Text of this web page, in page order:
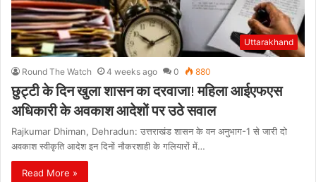
Uttarakhand
Round The Watch 4 weeks ago 0 880
छुट्टी के दिन खुला शासन का दरवाजा! महिला आईएफएस
अधिकारी के अवकाश आदेशों पर उठे सवाल
Rajkumar Dhiman, Dehradun: उत्तराखंड शासन के वन अनुभाग-1 से जारी दो
अवकाश स्वीकृति आदेश इन दिनों नौकरशाही के गलियारों में…
Read More »